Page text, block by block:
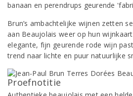
banaan en perendrups geurende
Brun’s ambachtelijke wijnen zetten
aan Beaujolais weer op hun
elegante, fijn geurende rode wijn
trend naar lichte en puur natuurlijke
Proefnotitie